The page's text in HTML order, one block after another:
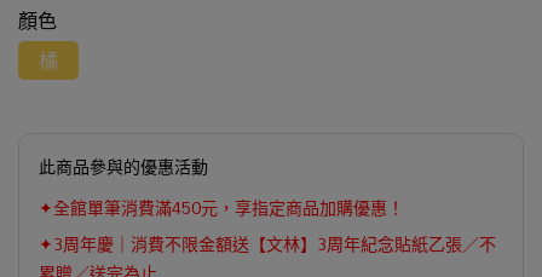
顏色
橘
此商品參與的優惠活動
✦全館單筆消費滿450元，享指定商品加購優惠！
✦3周年慶｜消費不限金額送【文林】3周年紀念貼紙乙張／不